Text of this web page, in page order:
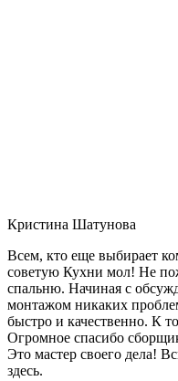
Кристина Шатунова
Всем, кто еще выбирает
советую Кухни мол! Не
спальню. Начиная с
монтажом никаких
быстро и качественно. К
Огромное спасибо
Это мастер своего дела!
здесь.